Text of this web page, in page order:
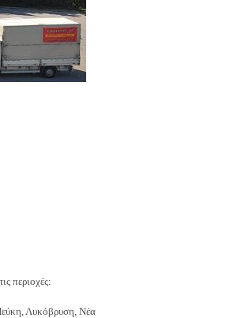
περιοχές:
Λυκόβρυση, Νέα